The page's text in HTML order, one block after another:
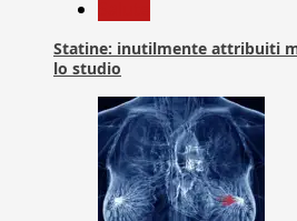
Statine: inutilmente attribuiti
lo studio